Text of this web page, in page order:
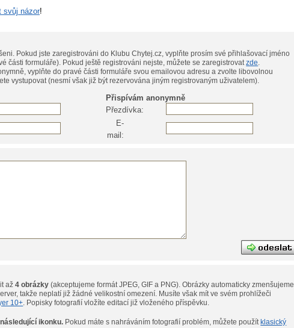
svůj názor!
Pokud jste zaregistrováni do Klubu Chytej.cz, vyplňte prosím své přihlašovací jméno
(přezdívku) a heslo (do levé části formuláře). Pokud ještě registrováni nejste, můžete se zaregistrovatzde.
vyplňte do pravé části formuláře svou emailovou adresu a zvolte libovolnou
vystupovat (nesmí však již být rezervována jiným registrovaným uživatelem).
Přispívám anonymně
Přezdívka:
E-
mail:
až4 obrázky (akceptujeme formát JPEG, GIF a PNG).Obrázky automaticky zmenšujeme
již žádné velikostní omezení. Musíte však mít ve svém prohlížeči
10+ . Popisky fotografií vložíte editací již vloženého příspěvku.
ikonku. Pokud máte s nahráváním fotografií problém, můžete použít klasický